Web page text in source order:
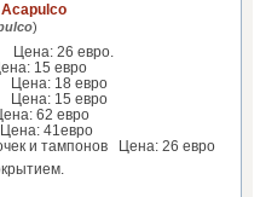
)
Цена: 26 евро.
15 евро
Цена: 18 евро
Цена: 15 евро
62 евро
41евро
и тампонов Цена: 26 евро